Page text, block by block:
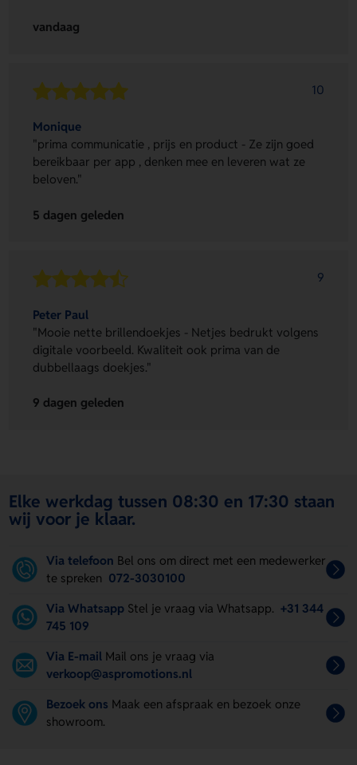
vandaag
10
Monique
"prima communicatie , prijs en product - Ze zijn goed
bereikbaar per app , denken mee en leveren wat ze
beloven."
5 dagen geleden
9
Peter Paul
"Mooie nette brillendoekjes - Netjes bedrukt volgens
digitale voorbeeld. Kwaliteit ook prima van de
dubbellaags doekjes."
9 dagen geleden
Elke werkdag tussen 08:30 en 17:30 staan
wij voor je klaar.
Via telefoon Bel ons om direct met een medewerker
te spreken 072-3030100
Via Whatsapp Stel je vraag via Whatsapp. +31 344
745 109
Via E-mail Mail ons je vraag via
verkoop@aspromotions.nl
Bezoek ons Maak een afspraak en bezoek onze
showroom.